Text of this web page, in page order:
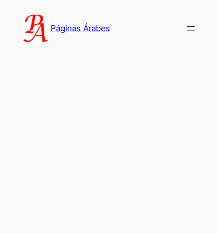
contenido
Páginas Árabes